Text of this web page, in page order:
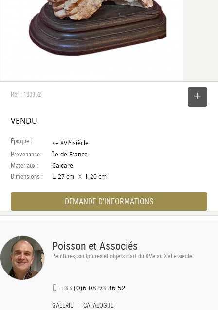
Réf : 100952
VENDU
Époque : <= XVIe siècle
Provenance : Île-de-France
Materiaux : Calcare
Dimensions : L. 27 cm X l. 20 cm
DEMANDE D'INFORMATIONS
Poisson et Associés
Peintures, sculptures et objets d'art du XVe au XVIIe siècle
+33 (0)6 08 93 86 52
GALERIE CATALOGUE